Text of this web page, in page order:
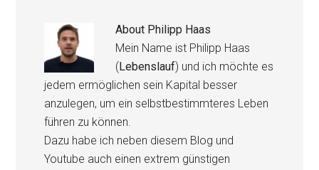
About Philipp Haas
Mein Name ist Philipp Haas
(Lebenslauf) und ich möchte es
jedem ermöglichen sein Kapital besser
anzulegen, um ein selbstbestimmteres Leben
führen zu können.
Dazu habe ich neben diesem Blog und
Youtube auch einen extrem günstigen